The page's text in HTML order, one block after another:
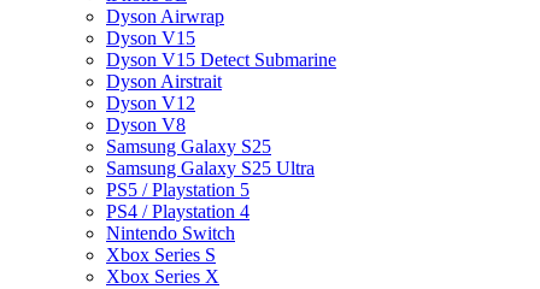
Dyson Airwrap
Dyson V15
Dyson V15 Detect Submarine
Dyson Airstrait
Dyson V12
Dyson V8
Samsung Galaxy S25
Samsung Galaxy S25 Ultra
PS5 / Playstation 5
PS4 / Playstation 4
Nintendo Switch
Xbox Series S
Xbox Series X